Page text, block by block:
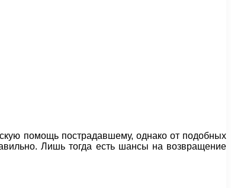
помощь пострадавшему, однако от подобных
Лишь тогда есть шансы на возвращение